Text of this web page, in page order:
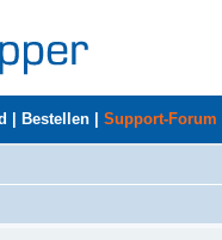
Bestellen Support-Forum